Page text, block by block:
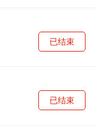
已结束
已结束